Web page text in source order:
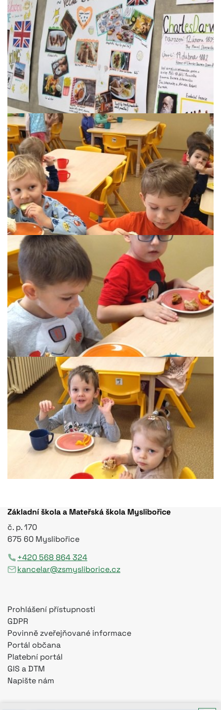
Základní škola a Mateřská škola Myslibořice
č. p. 170
675 60 Myslibořice
+420 568 864 324
kancelar@zsmysliborice.cz
Prohlášení přístupnosti
GDPR
Povinně zveřejňované informace
Portál občana
Platební portál
GIS a DTM
Napište nám